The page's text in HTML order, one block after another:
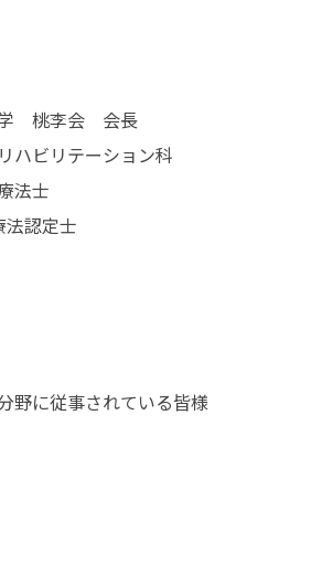
学 桃李会 会長
ハビリテーション科
法士
法認定士
野に従事されている皆様